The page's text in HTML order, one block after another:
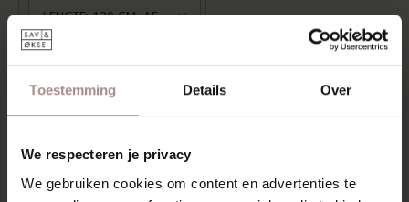
Toestemming Details Over
We respecteren je privacy
We gebruiken cookies om content en advertenties te
LENGTE: 120 CM, AFWERKING: GEOLIED
Aan verlanglijst toevoegen
Levertijd: 6-8 weken
OMSCHRIJVING